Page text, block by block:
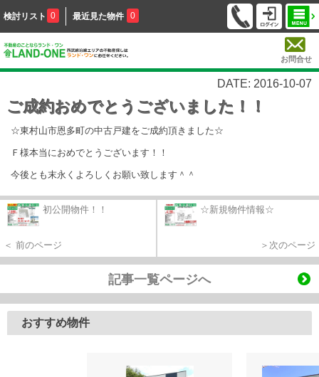
検討リスト 0 最近見た物件 0
お問合せ
DATE: 2016-10-07
ご成約おめでとうございました！！
☆東村山市恩多町の中古戸建をご成約頂きました☆
Ｆ様本当におめでとうございます！！
今後とも末永くよろしくお願い致します＾＾
初公開物件！！
＜ 前のページ
☆新規物件情報☆
＞次のページ
記事一覧ページへ
おすすめ物件